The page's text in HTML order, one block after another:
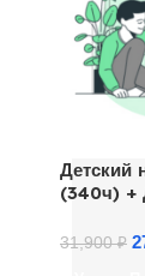
Детский
(340ч) +
31,900₽